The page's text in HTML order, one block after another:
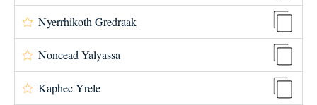
Nyerrhikoth Gredraak
Noncead Yalyassa
Kaphec Yrele